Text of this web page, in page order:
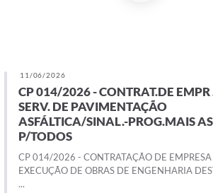
11/06/2026
CP 014/2026 - CONTRAT.DE EMPR
SERV. DE PAVIMENTAÇÃO
ASFÁLTICA/SINAL.-PROG.MAIS
P/TODOS
CP 014/2026 - CONTRATAÇÃO DE EMPRESA
EXECUÇÃO DE OBRAS DE ENGENHARIA
...